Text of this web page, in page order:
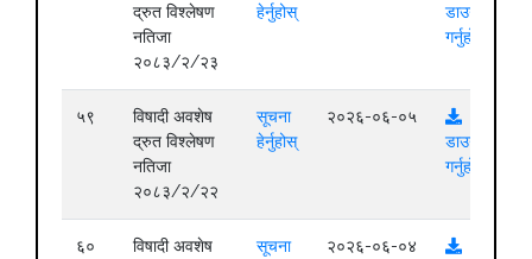
द्रुत विश्लेषण
नतिजा
२०८३/२/२३
हेर्नुहोस्
डाउनलोड
गर्नुहोस्
५९
विषादी अवशेष
द्रुत विश्लेषण
नतिजा
२०८३/२/२२
सूचना
हेर्नुहोस्
२०२६-०६-०५
डाउनलोड
गर्नुहोस्
६०
विषादी अवशेष
सूचना
२०२६-०६-०४